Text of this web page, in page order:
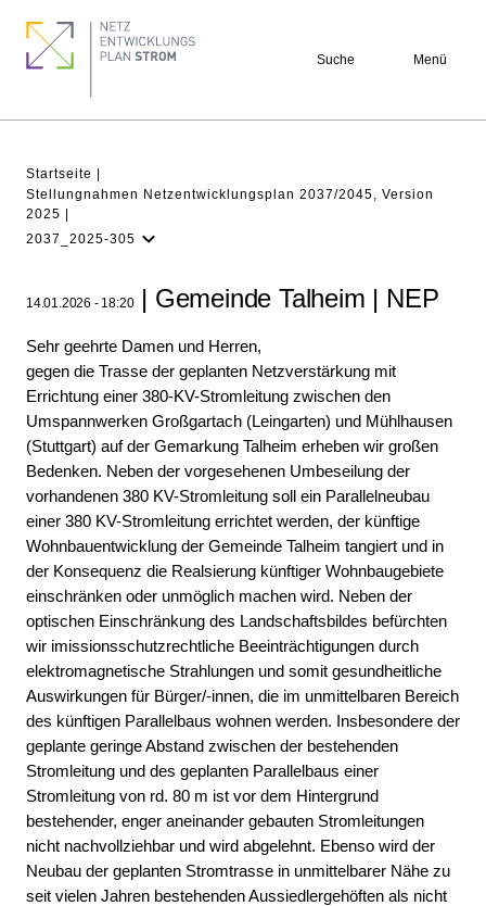
zum
Inhalt
Suche Menü
Pfadnavigation
Startseite
Stellungnahmen Netzentwicklungsplan 2037/2045, Version
2025
2037_2025-305
Verstehen
Projekte
Beteiligung
Archiv
14.01.2026 - 18:20 | Gemeinde Talheim | NEP
Sehr geehrte Damen und Herren,
gegen die Trasse der geplanten Netzverstärkung mit
Errichtung einer 380-KV-Stromleitung zwischen den
Umspannwerken Großgartach (Leingarten) und Mühlhausen
(Stuttgart) auf der Gemarkung Talheim erheben wir großen
Bedenken. Neben der vorgesehenen Umbeseilung der
vorhandenen 380 KV-Stromleitung soll ein Parallelneubau
einer 380 KV-Stromleitung errichtet werden, der künftige
Wohnbauentwicklung der Gemeinde Talheim tangiert und in
der Konsequenz die Realsierung künftiger Wohnbaugebiete
einschränken oder unmöglich machen wird. Neben der
optischen Einschränkung des Landschaftsbildes befürchten
wir imissionsschutzrechtliche Beeinträchtigungen durch
elektromagnetische Strahlungen und somit gesundheitliche
Auswirkungen für Bürger/-innen, die im unmittelbaren Bereich
des künftigen Parallelbaus wohnen werden. Insbesondere der
geplante geringe Abstand zwischen der bestehenden
Stromleitung und des geplanten Parallelbaus einer
Stromleitung von rd. 80 m ist vor dem Hintergrund
bestehender, enger aneinander gebauten Stromleitungen
nicht nachvollziehbar und wird abgelehnt. Ebenso wird der
Neubau der geplanten Stromtrasse in unmittelbarer Nähe zu
seit vielen Jahren bestehenden Aussiedlergehöften als nicht
quick
links